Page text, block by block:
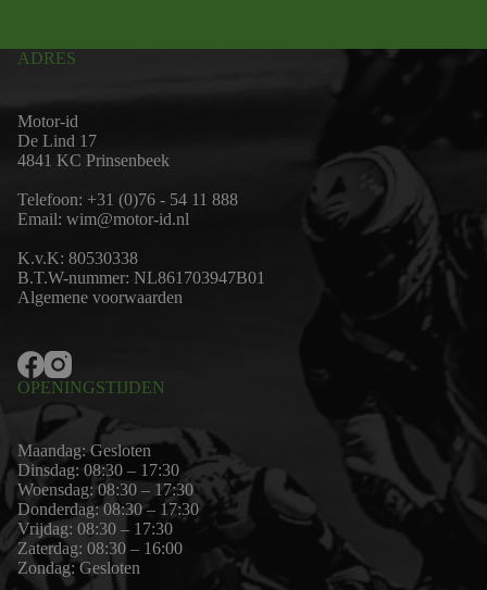
ADRES
Motor-id
De Lind 17
4841 KC Prinsenbeek
Telefoon: +31 (0)76 - 54 11 888
Email: wim@motor-id.nl
K.v.K: 80530338
B.T.W-nummer: NL861703947B01
Algemene voorwaarden
OPENINGSTIJDEN
Maandag: Gesloten
Dinsdag: 08:30 – 17:30
Woensdag: 08:30 – 17:30
Donderdag: 08:30 – 17:30
Vrijdag: 08:30 – 17:30
Zaterdag: 08:30 – 16:00
Zondag: Gesloten